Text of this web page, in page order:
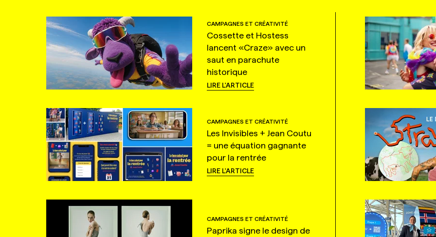
CAMPAGNES ET CRÉATIVITÉ
Cossette et Hostess
lancent «Craze» avec un
saut en parachute
historique
LIRE L'ARTICLE
CAMPAGNES ET CRÉATIVITÉ
Les Invisibles + Jean Coutu
= une équation gagnante
pour la rentrée
LIRE L'ARTICLE
CAMPAGNES ET CRÉATIVITÉ
Paprika signe le design de